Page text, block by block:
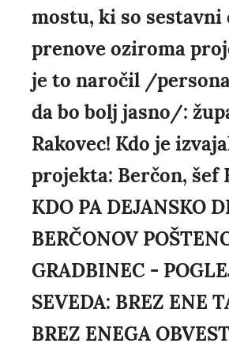
mostu, ki so sestavni
prenove oziroma
je to naročil /
da bo bolj jasno/:
Rakovec! Kdo je
projekta: Berčon, šef
KDO PA DEJANSKO
BERČONOV
GRADBINEC -
SEVEDA: BREZ ENE
BREZ ENEGA